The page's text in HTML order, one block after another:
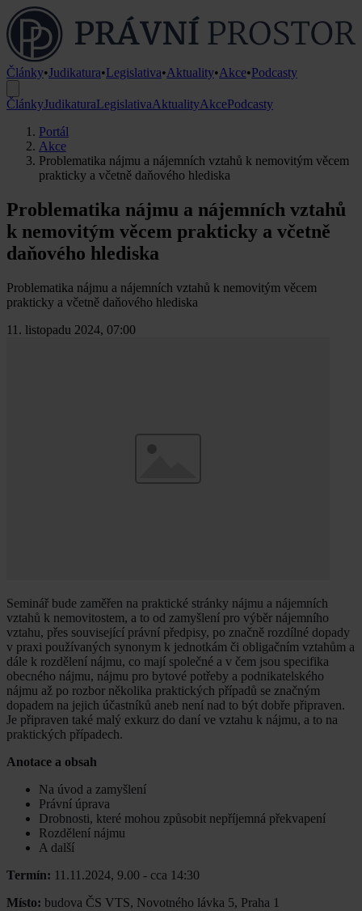
Články•Judikatura•Legislativa•Aktuality•Akce•Podcasty
ČlánkyJudikaturaLegislativaAktualityAkcePodcasty
Portál
Akce
Problematika nájmu a nájemních vztahů k nemovitým věcem
prakticky a včetně daňového hlediska
Problematika nájmu a nájemních vztahů
k nemovitým věcem prakticky a včetně
daňového hlediska
Problematika nájmu a nájemních vztahů k nemovitým věcem
prakticky a včetně daňového hlediska
11. listopadu 2024, 07:00
Seminář bude zaměřen na praktické stránky nájmu a nájemních
vztahů k nemovitostem, a to od zamyšlení pro výběr nájemního
vztahu, přes související právní předpisy, po značně rozdílné dopady
v praxi používaných synonym k jednotkám či obligačním vztahům a
dále k rozdělení nájmu, co mají společné a v čem jsou specifika
obecného nájmu, nájmu pro bytové potřeby a podnikatelského
nájmu až po rozbor několika praktických případů se značným
dopadem na jejich účastníků aneb není nad to být dobře připraven.
Je připraven také malý exkurz do daní ve vztahu k nájmu, a to na
praktických případech.
Anotace a obsah
Na úvod a zamyšlení
Právní úprava
Drobnosti, které mohou způsobit nepříjemná překvapení
Rozdělení nájmu
A další
Termín: 11.11.2024, 9.00 - cca 14:30
Místo: budova ČS VTS, Novotného lávka 5, Praha 1